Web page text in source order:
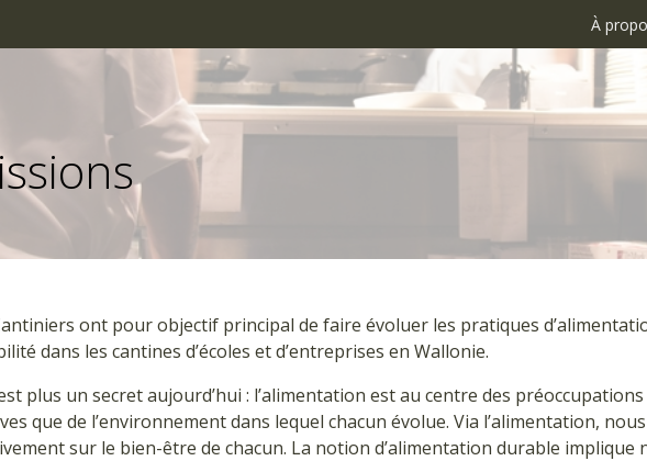
À
ont pour objectif principal de faire évoluer les pratiques
dans les cantines d’écoles et d’entreprises en Wallonie.
plus un secret aujourd’hui : l’alimentation est au centre des
que de l’environnement dans lequel chacun évolue. Via l’alimentation,
sur le bien-être de chacun. La notion d’alimentation durable